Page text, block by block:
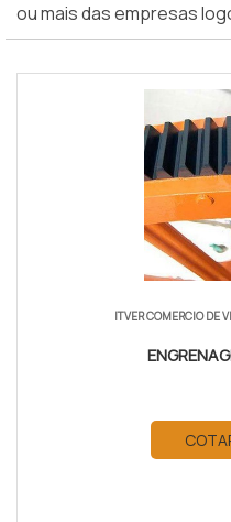
ou mais das empresas
ITVER COMERCIO DE